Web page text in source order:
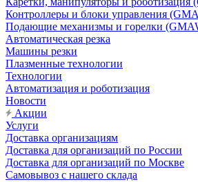
Контроллеры и блоки управления
Подающие механизмы и горелки
Автоматическая резка
Машины резки
Плазменные технологии
Технологии
Автоматизация и роботизация
Новости
Акции
Услуги
Доставка организациям
Доставка для организаций по России
Доставка для организаций по Москве
Самовывоз с нашего склада